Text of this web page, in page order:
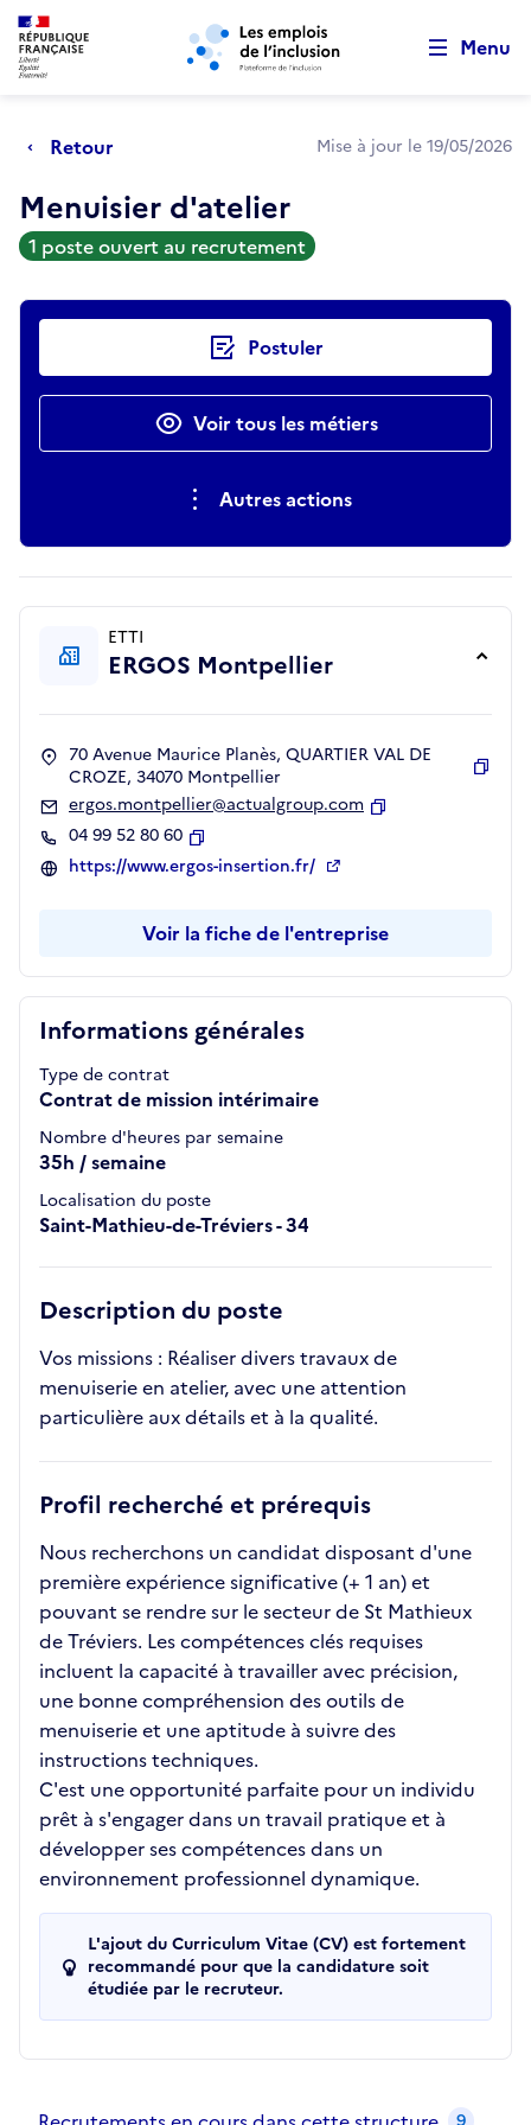
Aller au menu principal Aller au contenu principal
Menu
Retour Mise à jour le 19/05/2026
Menuisier d'atelier
1 poste ouvert au recrutement
Actions rapides Postuler
Voir tous les métiers
Autres actions
Informations générales
Type de contrat
Contrat de mission intérimaire
Nombre d'heures par semaine
35h / semaine
Localisation du poste
Saint-Mathieu-de-Tréviers - 34
Description du poste
Vos missions : Réaliser divers travaux de
menuiserie en atelier, avec une attention
particulière aux détails et à la qualité.
Profil recherché et prérequis
Nous recherchons un candidat disposant d'une
première expérience significative (+ 1 an) et
pouvant se rendre sur le secteur de St Mathieux
de Tréviers. Les compétences clés requises
incluent la capacité à travailler avec précision,
une bonne compréhension des outils de
menuiserie et une aptitude à suivre des
instructions techniques.
C'est une opportunité parfaite pour un individu
prêt à s'engager dans un travail pratique et à
développer ses compétences dans un
environnement professionnel dynamique.
L'ajout du Curriculum Vitae (CV) est fortement
recommandé pour que la candidature soit
étudiée par le recruteur.
ETTI
ERGOS Montpellier
70 Avenue Maurice Planès, QUARTIER VAL DE
CROZE, 34070 Montpellier
ergos.montpellier@actualgroup.com
04 99 52 80 60
Copier
https://www.ergos-insertion.fr/
Voir la fiche de l'entreprise
Retour au début de la page
Panneau de gestion des cookies